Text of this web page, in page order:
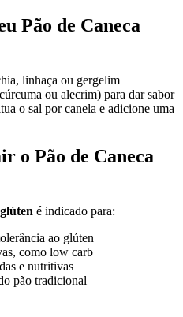
Pão de Caneca
linhaça ou gergelim
ou alecrim) para dar sabor
o sal por canela e adicione uma
o Pão de Caneca
é indicado para:
ao glúten
como low carb
e nutritivas
pão tradicional